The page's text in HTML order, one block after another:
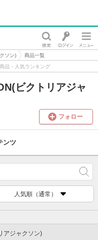
ソン)
商品一覧
品・人気ランキング
ビクトリアジャ
フォロー
ンツ
人気順（通常）
アジャクソン)